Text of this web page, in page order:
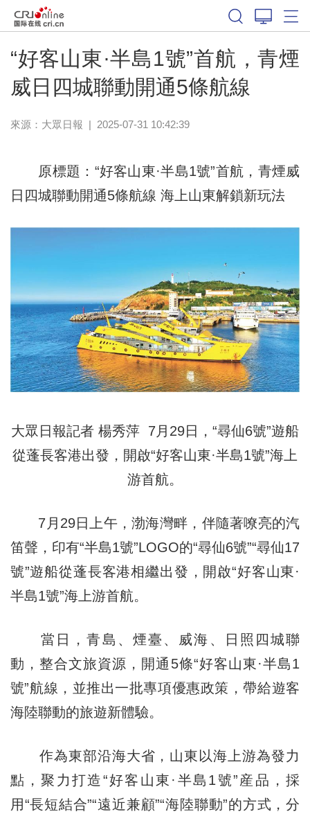
“好客山東·半島1號”首航，青煙
威日四城聯動開通5條航線
來源： 大眾日報 | 2025-07-31 10:42:39
原標題：“好客山東·半島1號”首航，青煙威
日四城聯動開通5條航線 海上山東解鎖新玩法
大眾日報記者 楊秀萍 7月29日，“尋仙6號”遊船
從蓬長客港出發，開啟“好客山東·半島1號”海上
游首航。
7月29日上午，渤海灣畔，伴隨著嘹亮的汽
笛聲，印有“半島1號”LOGO的“尋仙6號”“尋仙17
號”遊船從蓬長客港相繼出發，開啟“好客山東·
半島1號”海上游首航。
當日，青島、煙臺、威海、日照四城聯
動，整合文旅資源，開通5條“好客山東·半島1
號”航線，並推出一批專項優惠政策，帶給遊客
海陸聯動的旅遊新體驗。
作為東部沿海大省，山東以海上游為發力
點，聚力打造“好客山東·半島1號”産品，採
用“長短結合”“遠近兼顧”“海陸聯動”的方式，分